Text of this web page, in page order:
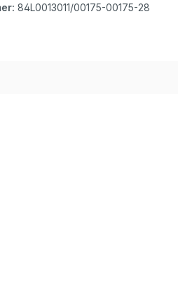
84L0013011/00175-00175-28